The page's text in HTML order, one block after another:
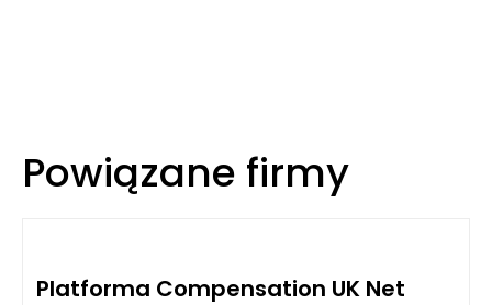
Powiązane firmy
Platforma Compensation UK Net